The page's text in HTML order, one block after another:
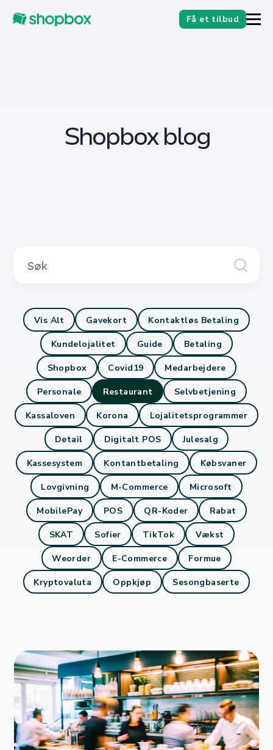
Få et tilbud
Shopbox blog
Vis Alt Gavekort Kontaktløs Betaling
Kundelojalitet Guide Betaling
Shopbox Covid19 Medarbejdere
Personale Restaurant Selvbetjening
Kassaloven Korona Lojalitetsprogrammer
Detail Digitalt POS Julesalg
Kassesystem Kontantbetaling Købsvaner
Lovgivning M-Commerce Microsoft
MobilePay POS QR-Koder Rabat
SKAT Sofier TikTok Vækst
Weorder E-Commerce Formue
Kryptovaluta Oppkjøp Sesongbaserte